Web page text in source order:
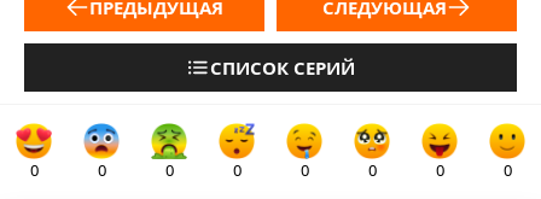
ПРЕДЫДУЩАЯ
СПИСОК СЕРИЙ
СЛЕДУЮЩАЯ
0 0 0 0 0 0 0 0